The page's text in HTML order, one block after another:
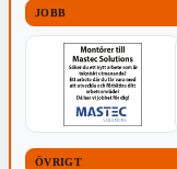
JOBB
ÖVRIGT